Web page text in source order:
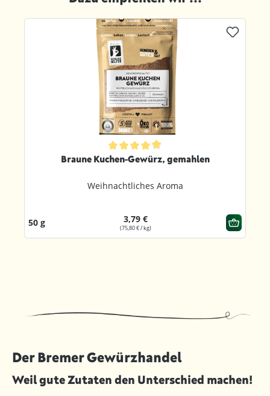
Produktgalerie überspringen
Durchschnittliche Bewertung von 4.8 von 5 Sternen
Braune Kuchen-Gewürz, gemahlen
Weihnachtliches Aroma
50 g 3,79 €
(75,80 € / kg)
Der Bremer Gewürzhandel
Weil gute Zutaten den Unterschied machen!